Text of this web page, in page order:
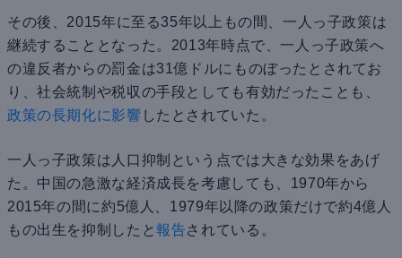
その後、2015年に至る35年以上もの間、一人っ子政策は
継続することとなった。2013年時点で、一人っ子政策へ
の違反者からの罰金は31億ドルにものぼったとされてお
り、社会統制や税収の手段としても有効だったことも、
政策の長期化に影響 したとされていた。
一人っ子政策は人口抑制という点では大きな効果をあげ
た。中国の急激な経済成長を考慮しても、1970年から
2015年の間に約5億人、1979年以降の政策だけで約4億人
もの出生を抑制したと報告されている。